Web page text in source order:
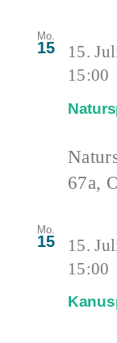
Mo.
15 15.
15:00
67a,
Mo.
15 15.
15:00